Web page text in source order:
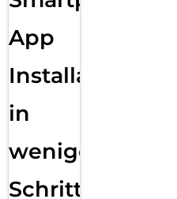
App
Installation
in
wenigen
Schritten